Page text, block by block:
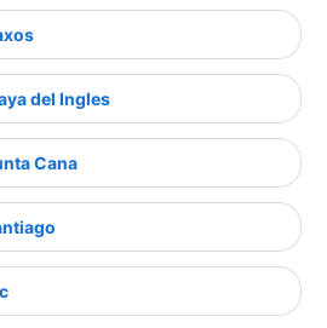
del Ingles
Cana